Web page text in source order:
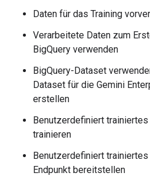
Daten für das Training
Verarbeitete Daten zum
BigQuery verwenden
BigQuery-Dataset
Dataset für die Gemini
erstellen
Benutzerdefiniert
trainieren
Benutzerdefiniert
Endpunkt bereitstellen